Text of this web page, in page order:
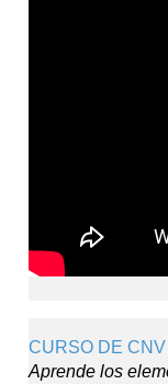
CURSO DE
Aprende los